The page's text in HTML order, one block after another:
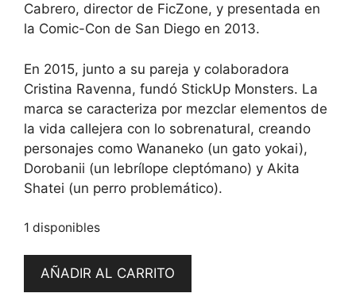
Cabrero, director de FicZone, y presentada en
la Comic-Con de San Diego en 2013.
En 2015, junto a su pareja y colaboradora
Cristina Ravenna, fundó StickUp Monsters. La
marca se caracteriza por mezclar elementos de
la vida callejera con lo sobrenatural, creando
personajes como Wananeko (un gato yokai),
Dorobanii (un lebrílope cleptómano) y Akita
Shatei (un perro problemático).
1 disponibles
Dark
AÑADIR AL CARRITO